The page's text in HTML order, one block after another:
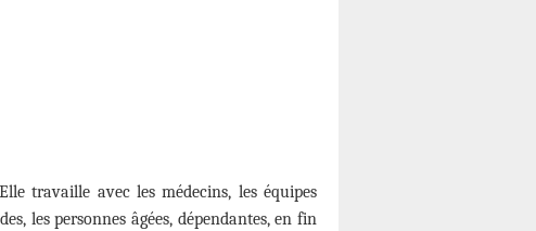
travaille avec les médecins, les équipes
les personnes âgées, dépendantes, en fin